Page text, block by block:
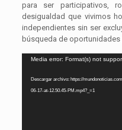
para ser participativos,
desigualdad que vivimos
independientes sin ser
búsqueda de oportunidades
Reproductor
vídeo
Media error: Format(s) not
Descargar archivo: https://
06-17-at-12.50.45-PM.mp4?_=1